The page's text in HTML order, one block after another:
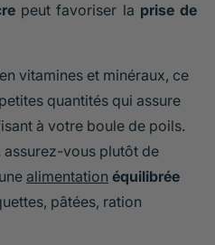
peut favoriser la prise de
vitamines et minéraux, ce
quantités qui assure
à votre boule de poils.
assurez-vous plutôt de
une alimentation équilibrée
pâtées, ration